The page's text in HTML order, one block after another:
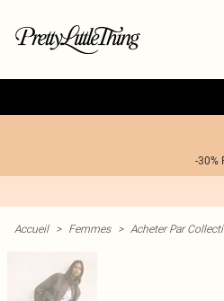
-30%
Accueil > Femmes > Acheter Par